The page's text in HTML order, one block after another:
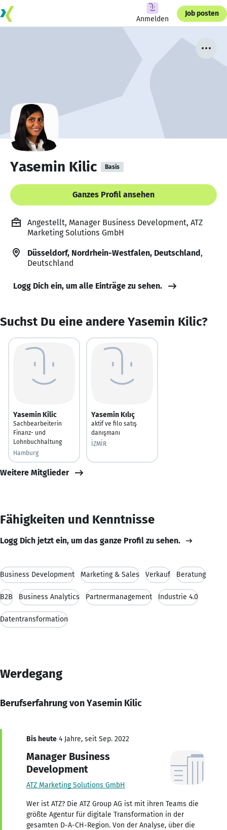
Anmelden
Job posten
Yasemin Kilic Basis
Ganzes Profil ansehen
Angestellt, Manager Business Development, ATZ
Marketing Solutions GmbH
Düsseldorf, Nordrhein-Westfalen, Deutschland,
Deutschland
Logg Dich ein, um alle Einträge zu sehen.
Suchst Du eine andere Yasemin Kilic?
Yasemin Kilic
Sachbearbeiterin
Finanz- und
Lohnbuchhaltung
Hamburg
Yasemin Kılıç
aktif ve filo satış
danışmanı
İZMİR
Weitere Mitglieder
Fähigkeiten und Kenntnisse
Logg Dich jetzt ein, um das ganze Profil zu sehen.
Business Development Marketing & Sales Verkauf Beratung
B2B Business Analytics Partnermanagement Industrie 4.0
Datentransformation
Werdegang
Berufserfahrung von Yasemin Kilic
Bis heute 4 Jahre, seit Sep. 2022
Manager Business
Development
ATZ Marketing Solutions GmbH
Wer ist ATZ? Die ATZ Group AG ist mit ihren Teams die
größte Agentur für digitale Transformation in der
gesamten D-A-CH-Region. Von der Analyse, über die